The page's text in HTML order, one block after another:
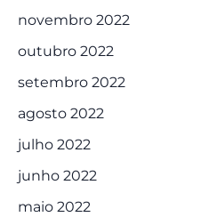
novembro 2022
outubro 2022
setembro 2022
agosto 2022
julho 2022
junho 2022
maio 2022